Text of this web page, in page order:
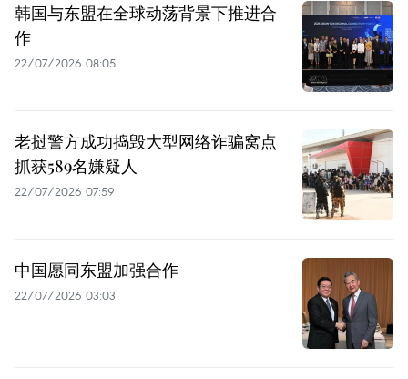
韩国与东盟在全球动荡背景下推进合
作
22/07/2026 08:05
老挝警方成功捣毁大型网络诈骗窝点
抓获589名嫌疑人
22/07/2026 07:59
中国愿同东盟加强合作
22/07/2026 03:03